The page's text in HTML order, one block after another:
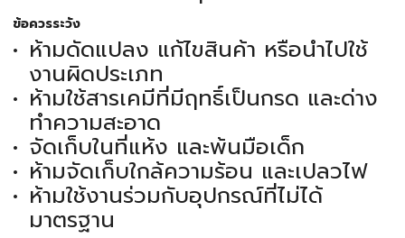
ข้อควรระวัง
ห้ามดัดแปลง แก้ไขสินค้า หรือนำไปใช้
งานผิดประเภท
ห้ามใช้สารเคมีที่มีฤทธิ์เป็นกรด และด่าง
ทำความสะอาด
จัดเก็บในที่แห้ง และพ้นมือเด็ก
ห้ามจัดเก็บใกล้ความร้อน และเปลวไฟ
ห้ามใช้งานร่วมกับอุปกรณ์ที่ไม่ได้
มาตรฐาน